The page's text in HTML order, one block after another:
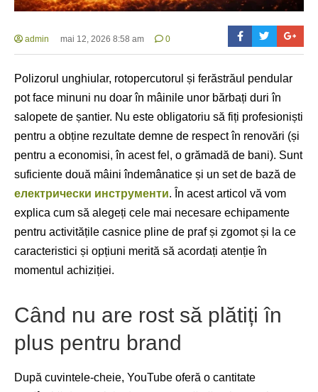
admin mai 12, 2026 8:58 am 0
Polizorul unghiular, rotopercutorul și ferăstrăul pendular
pot face minuni nu doar în mâinile unor bărbați duri în
salopete de șantier. Nu este obligatoriu să fiți profesioniști
pentru a obține rezultate demne de respect în renovări (și
pentru a economisi, în acest fel, o grămadă de bani). Sunt
suficiente două mâini îndemânatice și un set de bază de
електрически инструменти. În acest articol vă vom
explica cum să alegeți cele mai necesare echipamente
pentru activitățile casnice pline de praf și zgomot și la ce
caracteristici și opțiuni merită să acordați atenție în
momentul achiziției.
Când nu are rost să plătiți în
plus pentru brand
După cuvintele-cheie, YouTube oferă o cantitate